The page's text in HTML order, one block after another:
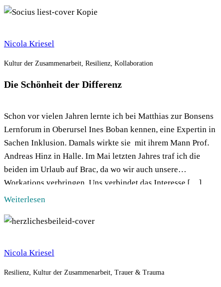
Nicola Kriesel
Kultur der Zusammenarbeit, Resilienz, Kollaboration
Die Schönheit der Differenz
Schon vor vielen Jahren lernte ich bei Matthias zur Bonsens
Lernforum in Oberursel Ines Boban kennen, eine Expertin in
Sachen Inklusion. Damals wirkte sie mit ihrem Mann Prof.
Andreas Hinz in Halle. Im Mai letzten Jahres traf ich die
beiden im Urlaub auf Brac, da wo wir auch unsere
Workations verbringen. Uns verbindet das Interesse […]
Weiterlesen
Nicola Kriesel
Resilienz, Kultur der Zusammenarbeit, Trauer & Trauma